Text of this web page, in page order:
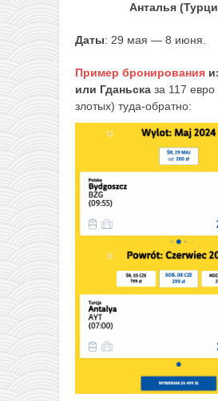
Анталья
Даты: 29 мая — 8 июня.
Пример бронирования
или Гданьска за 117 евро
злотых) туда-обратно: